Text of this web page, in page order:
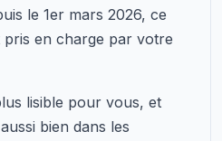
le 1er mars 2026, ce
en charge par votre
lisible pour vous, et
bien dans les